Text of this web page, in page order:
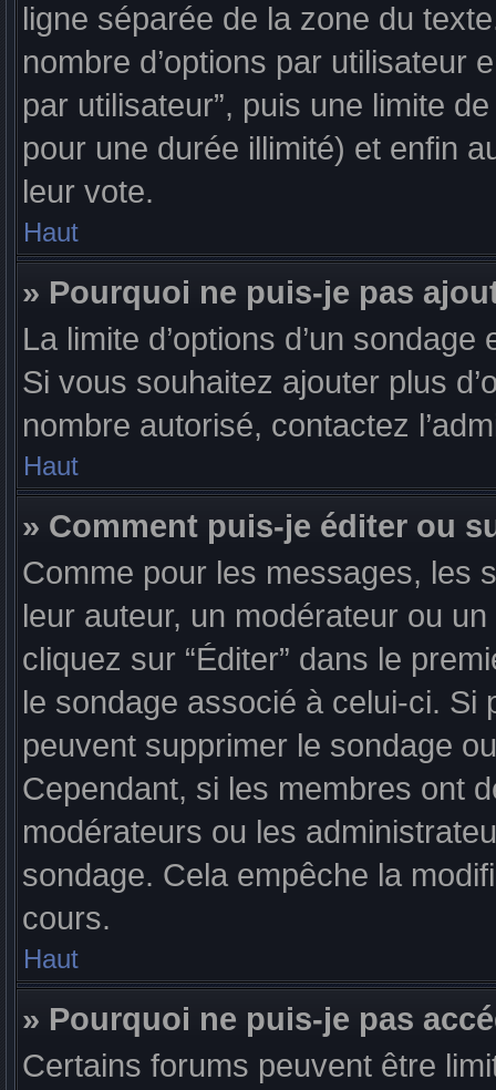
ligne séparée de la zone du
nombre d’options par utilisateur
par utilisateur”, puis une limite
pour une durée illimité) et enfin
leur vote.
Haut
» Pourquoi ne puis-je pas
La limite d’options d’un
Si vous souhaitez ajouter plus
nombre autorisé, contactez
Haut
» Comment puis-je éditer ou
Comme pour les messages, les
leur auteur, un modérateur ou
cliquez sur “Éditer” dans le
le sondage associé à celui-ci. Si
peuvent supprimer le sondage
Cependant, si les membres ont
modérateurs ou les
sondage. Cela empêche la
cours.
Haut
» Pourquoi ne puis-je pas
Certains forums peuvent être